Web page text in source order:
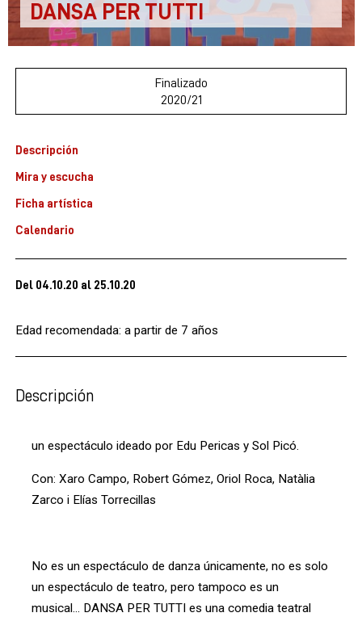
DANSA PER TUTTI
Finalizado
2020/21
Descripción
Mira y escucha
Ficha artística
Calendario
Del 04.10.20 al 25.10.20
Edad recomendada: a partir de 7 años
Descripción
un espectáculo ideado por Edu Pericas y Sol Picó.
Con: Xaro Campo, Robert Gómez, Oriol Roca, Natàlia
Zarco i Elías Torrecillas
No es un espectáculo de danza únicamente, no es solo
un espectáculo de teatro, pero tampoco es un
musical... DANSA PER TUTTI es una comedia teatral